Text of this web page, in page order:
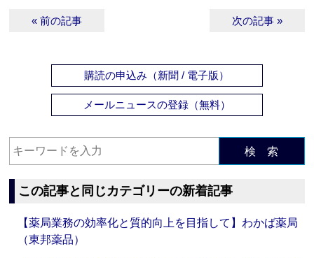
« 前の記事 次の記事 »
購読の申込み（新聞 / 電子版）
メールニュースの登録（無料）
検 索
この記事と同じカテゴリーの新着記事
【薬局業務の効率化と質的向上を目指して】わかば薬局
（東邦薬品）